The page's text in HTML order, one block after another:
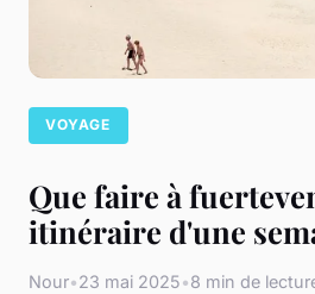
VOYAGE
Que faire à
itinéraire d'une
Nour•23 mai 2025•8 min de